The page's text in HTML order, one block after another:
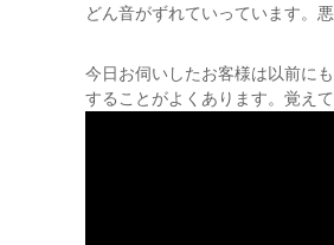
どん音がずれていっています。
今日お伺いしたお客様は以前に
することがよくあります。覚え